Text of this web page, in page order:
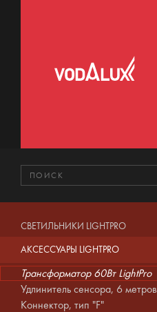
СВЕТИЛЬНИКИ LIGHTPRO
АКСЕССУАРЫ LIGHTPRO
Трансформатор 60Вт LightPro
Удлинитель сенсора, 6 метров
Коннектор, тип "F"